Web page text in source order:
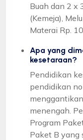
Buah dan 2 x
(Kemeja),
Materai Rp.
Apa yang
kesetaraan?
Pendidikan
pendidikan
menengah.
Program
Paket B yang